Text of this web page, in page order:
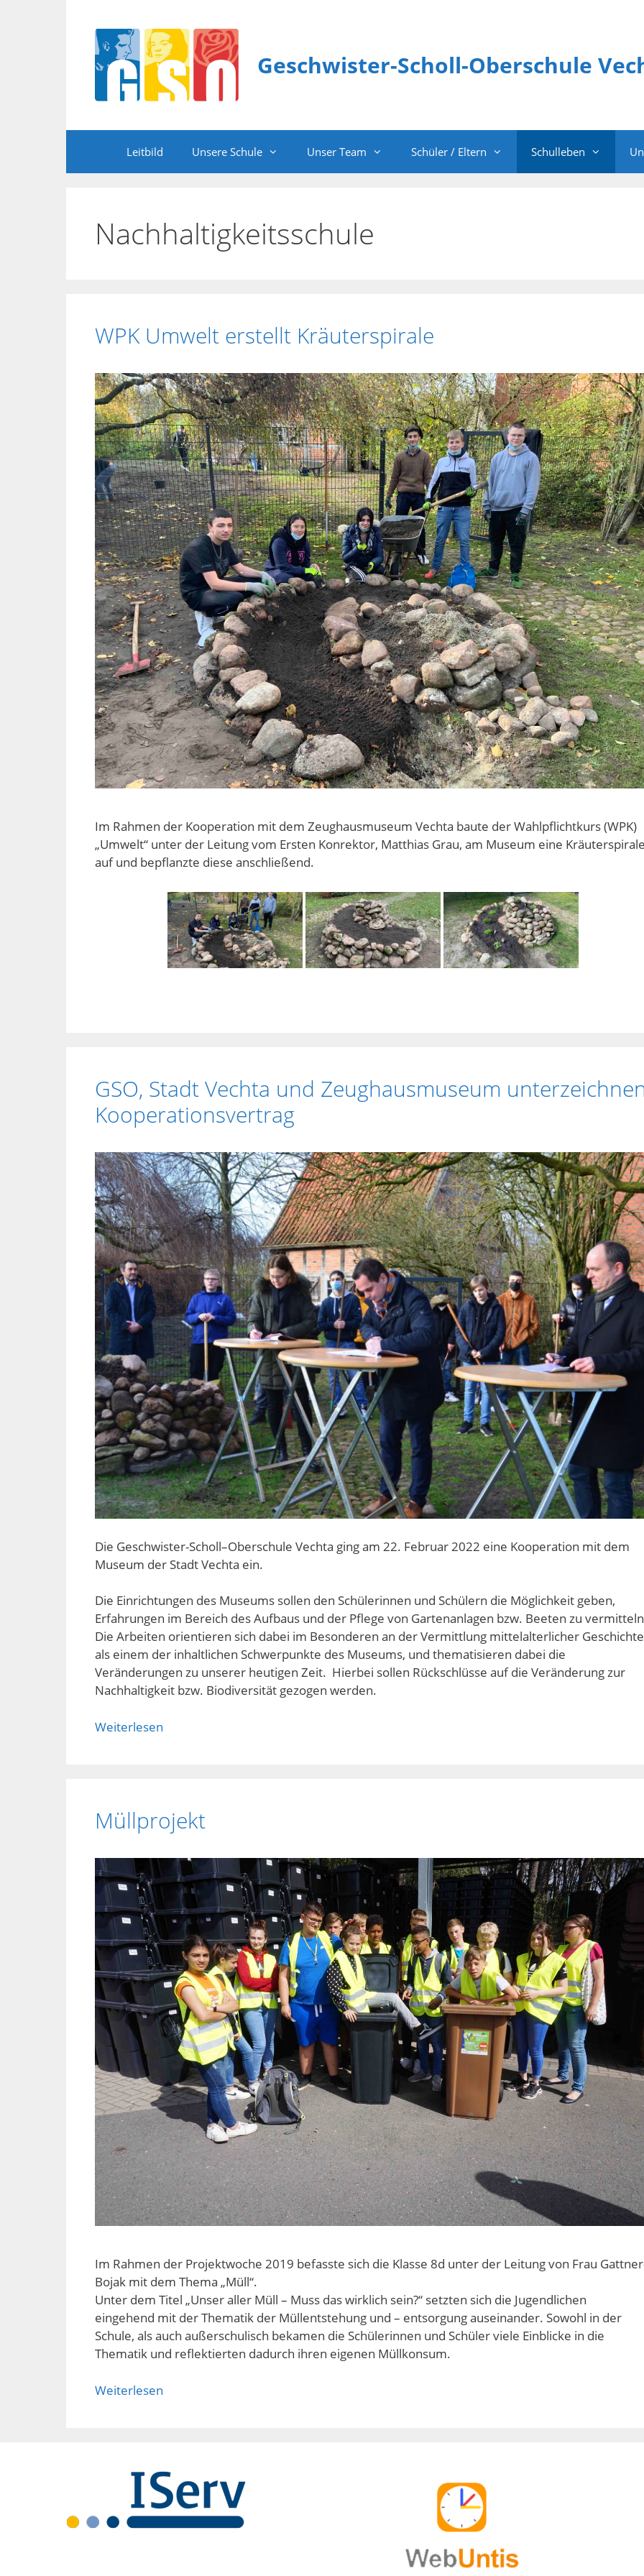
Geschwister-Scholl-Oberschule
Leitbild Unsere Schule Unser Team Schüler / Eltern Schulleben
Nachhaltigkeitsschule
WPK Umwelt erstellt Kräuterspirale
Im Rahmen der Kooperation mit dem Zeughausmuseum Vechta baute der Wahlpflichtkurs (WPK)
„Umwelt“ unter der Leitung vom Ersten Konrektor, Matthias Grau, am Museum eine
auf und bepflanzte diese anschließend.
GSO, Stadt Vechta und Zeughausmuseum
Kooperationsvertrag
Die Geschwister-Scholl–Oberschule Vechta ging am 22. Februar 2022 eine Kooperation mit dem
Museum der Stadt Vechta ein.
Die Einrichtungen des Museums sollen den Schülerinnen und Schülern die Möglichkeit geben,
Erfahrungen im Bereich des Aufbaus und der Pflege von Gartenanlagen bzw. Beeten zu
Die Arbeiten orientieren sich dabei im Besonderen an der Vermittlung mittelalterlicher
als einem der inhaltlichen Schwerpunkte des Museums, und thematisieren dabei die
Veränderungen zu unserer heutigen Zeit. Hierbei sollen Rückschlüsse auf die Veränderung zur
Nachhaltigkeit bzw. Biodiversität gezogen werden.
Weiterlesen
Müllprojekt
Im Rahmen der Projektwoche 2019 befasste sich die Klasse 8d unter der Leitung von Frau
Bojak mit dem Thema „Müll“.
Unter dem Titel „Unser aller Müll – Muss das wirklich sein?“ setzten sich die Jugendlichen
eingehend mit der Thematik der Müllentstehung und – entsorgung auseinander. Sowohl in der
Schule, als auch außerschulisch bekamen die Schülerinnen und Schüler viele Einblicke in die
Thematik und reflektierten dadurch ihren eigenen Müllkonsum.
Weiterlesen